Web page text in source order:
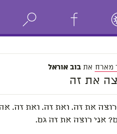
מארח את בוב אוראל
את זה
רוצה את זה. ואת זה. ואת זה.
אני רוצה את זה גם.